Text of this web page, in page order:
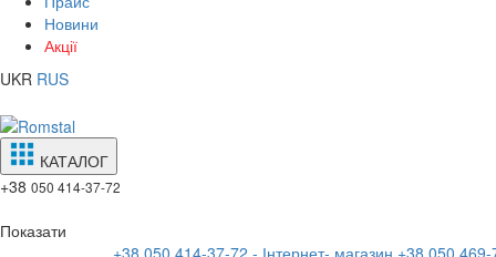
Новини
Акції
UKR RUS
КАТАЛОГ
+38 050 414-37-72
Показати
+38 050 414-37-72 - Інтернет- магазин +38 050